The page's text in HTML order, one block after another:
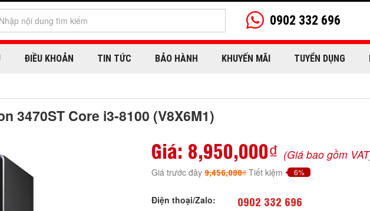
0902 332 696
ĐIỀU KHOẢN TIN TỨC BẢO HÀNH KHUYẾN MÃI TUYỂN DỤNG
3470ST Core i3-8100 (V8X6M1)
Giá: 8,950,000₫ (Giá bao gồm
Giá trước đây 9,456,000₫ Tiết kiệm 6%
Điện thoại/Zalo: 0902 332 696